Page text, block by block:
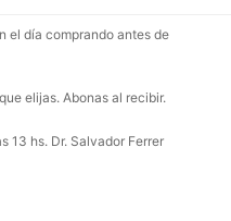
el día comprando antes de
elijas. Abonas al recibir.
13 hs. Dr. Salvador Ferrer